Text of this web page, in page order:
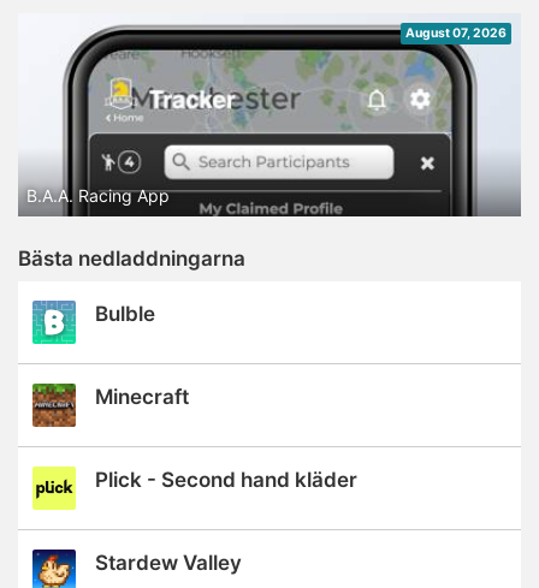
August 07, 2026
B.A.A. Racing App
Bästa nedladdningarna
Bulble
Minecraft
Plick - Second hand kläder
Stardew Valley